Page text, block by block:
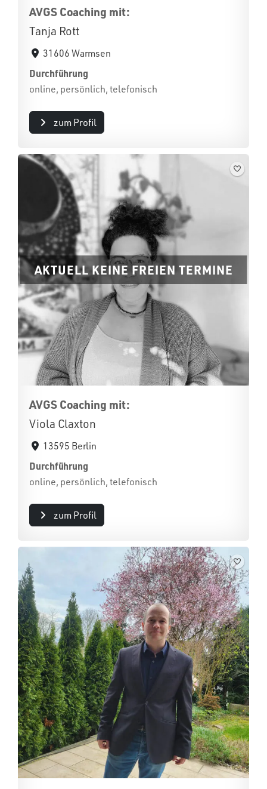
AVGS Coaching mit:
Tanja Rott
31606 Warmsen
Durchführung
online, persönlich, telefonisch
zum Profil
AKTUELL KEINE FREIEN TERMINE
AVGS Coaching mit:
Viola Claxton
13595 Berlin
Durchführung
online, persönlich, telefonisch
zum Profil